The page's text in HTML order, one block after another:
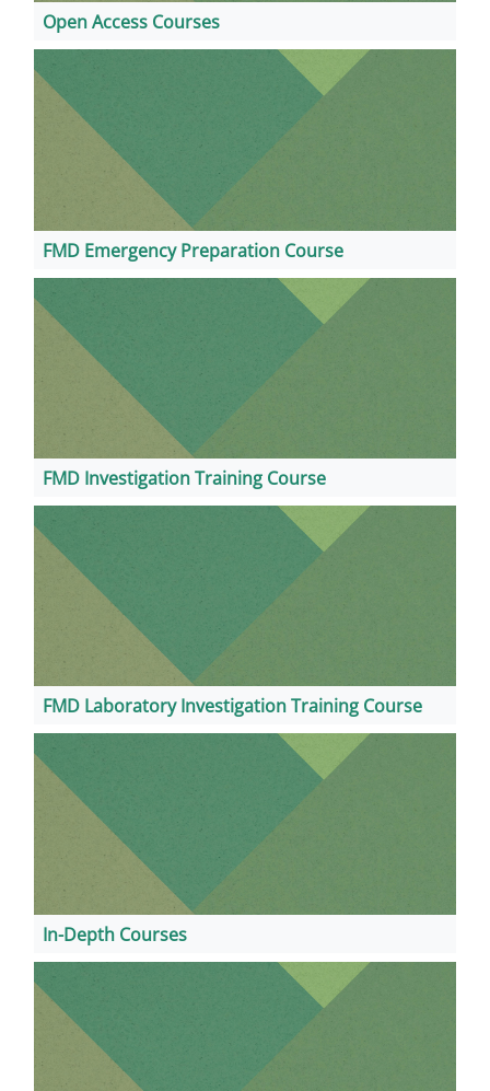
Open Access Courses
FMD Emergency Preparation Course
FMD Investigation Training Course
FMD Laboratory Investigation Training Course
In-Depth Courses